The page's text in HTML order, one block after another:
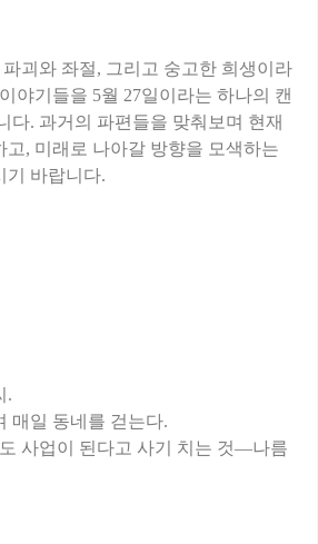
괴와 좌절, 그리고 숭고한 희생이라
야기들을 5월 27일이라는 하나의 캔
다. 과거의 파편들을 맞춰보며 현재
고, 미래로 나아갈 방향을 모색하는
.
매일 동네를 걷는다.
사업이 된다고 사기 치는 것—나름